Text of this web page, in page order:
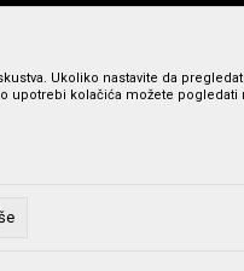
da su sve informacije
Ukoliko nastavite da
upotrebi kolačića možete pogledati